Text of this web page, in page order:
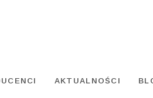
AKTUALNOŚCI